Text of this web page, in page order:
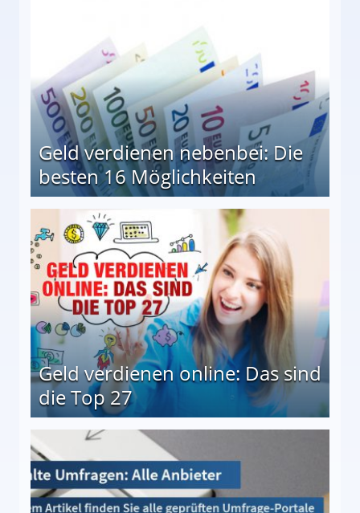
Geld verdienen nebenbei: Die
besten 16 Möglichkeiten
Geld verdienen online: Das sind
die Top 27